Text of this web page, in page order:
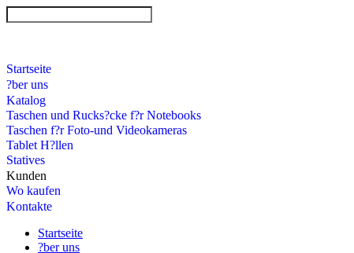
Startseite
?ber uns
Katalog
Taschen und Rucks?cke f?r Notebooks
Taschen f?r Foto-und Videokameras
Tablet H?llen
Statives
Kunden
Wo kaufen
Kontakte
Startseite
?ber uns